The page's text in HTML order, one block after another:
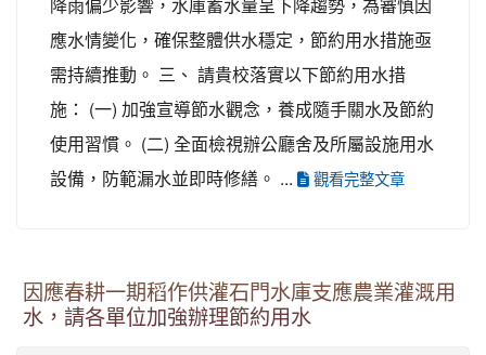
應水情變化，確保整體供水穩定，節約用水措施亟
需持續推動。 三、 請貴校落實以下節約用水措
施： (一) 加強宣導節水觀念，養成隨手關水及節約
使用習慣。 (二) 全面檢視辦公廳舍及所屬設施用水
設備，防範漏水並即時修繕。 ...
觀看完整文章
因應春耕一期稻作供灌石門水庫支應農業灌溉用
水，請各單位加強辦理節約用水